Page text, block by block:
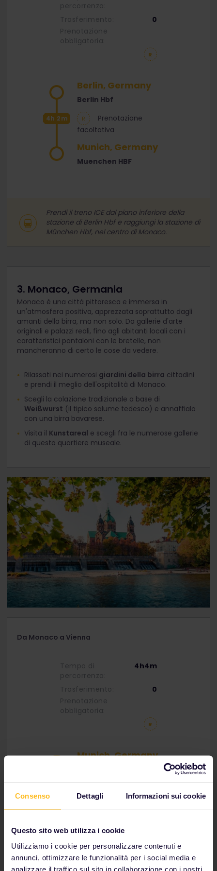
Consenso Dettagli Informazioni sui cookie
Questo sito web utilizza i cookie
Utilizziamo i cookie per personalizzare contenuti e
annunci, ottimizzare le funzionalità per i social media e
analizzare il traffico sul sito in collaborazione con i nostri
percorrenza:
Trasferimento:
0
Prenotazione
obbligatoria:
Berlin, Germany
Berlin Hbf
4h 2m
Prenotazione
facoltativa
Munich, Germany
Muenchen HBF
Prendi il treno ICE dal piano inferiore della
stazione di Berlin Hbf e raggiungi la stazione di
München Hbf, nel centro di Monaco.
3. Monaco, Germania
Monaco è una città pittoresca e immersa in
un'atmosfera positiva, apprezzata soprattutto dagli
amanti della birra, ma non solo. Da gallerie d'arte
originali e palazzi reali, fino agli abitanti locali con i
caratteristici pantaloni con le bretelle, non
mancheranno di certo le cose da vedere.
Rilassati nei numerosi giardini della birra cittadini
e prendi il meglio dell'ospitalità di Monaco.
Scegli la colazione tradizionale a base di
Weißwurst (il tipico salume tedesco) e annaffialo
con una birra bavarese.
Visita il Kunstareal e scegli fra le numerose gallerie
di questo quartiere museale.
Da Monaco a Vienna
Tempo di
percorrenza:
4h4m
Trasferimento:
0
Prenotazione
obbligatoria:
Munich, Germany
facoltativa
Wien HBF